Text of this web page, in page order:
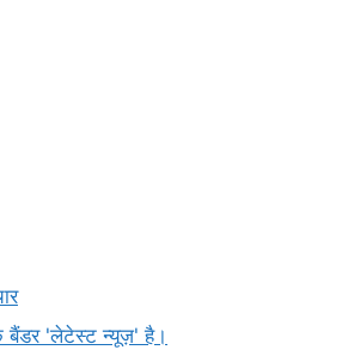
बैंडर 'लेटेस्ट न्यूज़' है।